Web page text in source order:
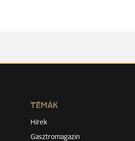
TÉMÁK
Hírek
Gasztromagazin